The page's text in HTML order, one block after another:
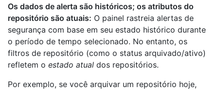
Os dados de alerta são históricos; os atributos do
repositório são atuais: O painel rastreia alertas de
segurança com base em seu estado histórico durante
o período de tempo selecionado. No entanto, os
filtros de repositório (como o status arquivado/ativo)
refletem o estado atual dos repositórios.
Por exemplo, se você arquivar um repositório hoje,